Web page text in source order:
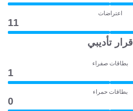
اعتراضات
11
قرار تأديبي
بطاقات صفراء
1
بطاقات حمراء
0